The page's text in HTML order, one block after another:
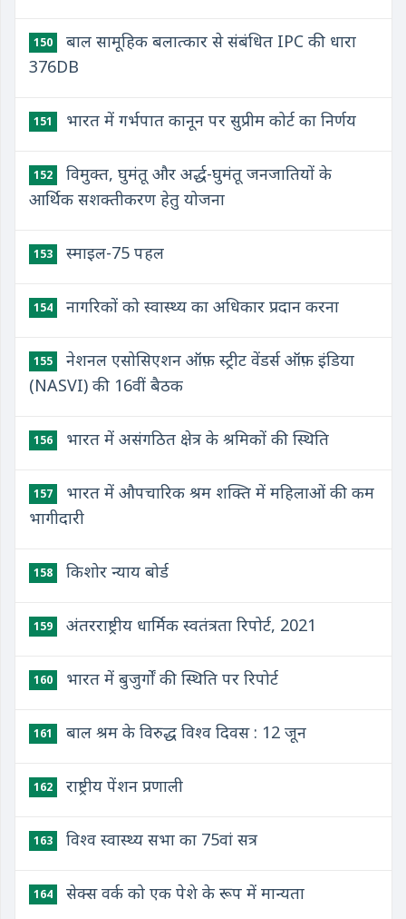
150
बाल सामूहिक बलात्कार से संबंधित IPC की धारा
376DB
151 भारत में गर्भपात कानून पर सुप्रीम कोर्ट का निर्णय
152
विमुक्त, घुमंतू और अर्द्ध-घुमंतू जनजातियों के
आर्थिक सशक्तीकरण हेतु योजना
153 स्माइल-75 पहल
154 नागरिकों को स्वास्थ्य का अधिकार प्रदान करना
155
नेशनल एसोसिएशन ऑफ़ स्ट्रीट वेंडर्स ऑफ़ इंडिया
(NASVI) की 16वीं बैठक
156 भारत में असंगठित क्षेत्र के श्रमिकों की स्थिति
157
भारत में औपचारिक श्रम शक्ति में महिलाओं की कम
भागीदारी
158 किशोर न्याय बोर्ड
159 अंतरराष्ट्रीय धार्मिक स्वतंत्रता रिपोर्ट, 2021
160 भारत में बुजुर्गों की स्थिति पर रिपोर्ट
161 बाल श्रम के विरुद्ध विश्व दिवस : 12 जून
162 राष्ट्रीय पेंशन प्रणाली
163 विश्व स्वास्थ्य सभा का 75वां सत्र
164 सेक्स वर्क को एक पेशे के रूप में मान्यता